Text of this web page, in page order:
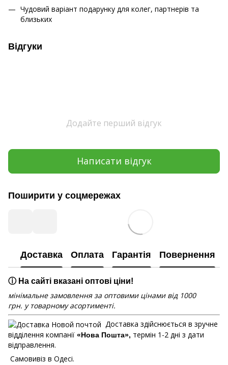
Чудовий варіант подарунку для колег, партнерів та
близьких
Відгуки
Додайте перший відгук
Написати відгук
Поширити у соцмережах
Доставка Оплата Гарантія Повернення
ⓘ На сайті вказані оптові ціни!
мінімальне замовлення за оптовими цінами від 1000
грн. у товарному асортименті.
Доставка здійснюється в зручне
відділення компанії «Нова Пошта», термін 1-2 дні з дати
відправлення.
Самовивіз в Одесі.